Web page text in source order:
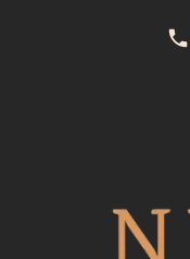
call